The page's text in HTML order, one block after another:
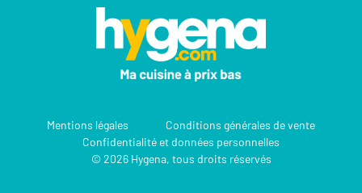
Mentions légales
Conditions générales de vente
Confidentialité et données personnelles
© 2026 Hygena, tous droits réservés